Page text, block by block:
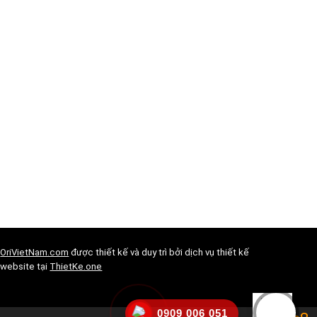
OriVietNam.com được thiết kế và duy trì bởi dịch vụ thiết kế
website tại ThietKe.one
0909 006 051